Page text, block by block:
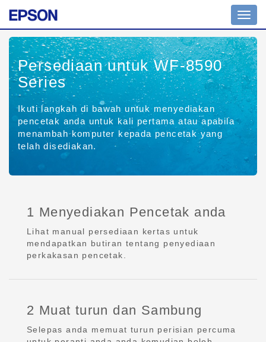
Persediaan untuk WF-8590
Series
Ikuti langkah di bawah untuk menyediakan
pencetak anda untuk kali pertama atau apabila
menambah komputer kepada pencetak yang
telah disediakan.
1 Menyediakan Pencetak anda
Lihat manual persediaan kertas untuk
mendapatkan butiran tentang penyediaan
perkakasan pencetak.
2 Muat turun dan Sambung
Selepas anda memuat turun perisian percuma